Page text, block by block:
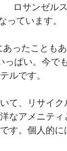
ロサンゼル
っています。
ったことも
ぱい。今で
ルです。
て、リサイ
なアメニテ
す。個人的